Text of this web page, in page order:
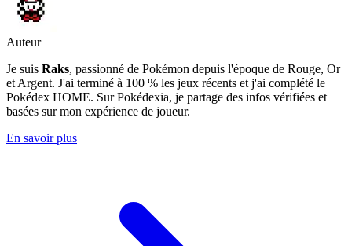
Auteur
Je suis Raks, passionné de Pokémon depuis l'époque de Rouge, Or
et Argent. J'ai terminé à 100 % les jeux récents et j'ai complété le
Pokédex HOME. Sur Pokédexia, je partage des infos vérifiées et
basées sur mon expérience de joueur.
En savoir plus